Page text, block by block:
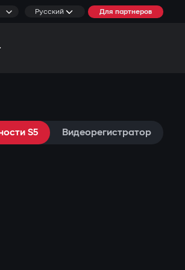
Русский Для партнеров
S5 Видеорегистратор